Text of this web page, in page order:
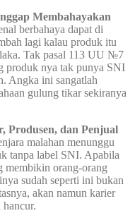
Membahayakan
berbahaya dapat di
lagi kalau produk itu
Tak pasal 113 UU №7
produk nya tak punya SNI
Angka ini sangatlah
gulung tikar sekiranya
Produsen, dan Penjual
malahan menunggu
tanpa label SNI. Apabila
membikin orang-orang
sudah seperti ini bukan
akan namun karier
hancur.